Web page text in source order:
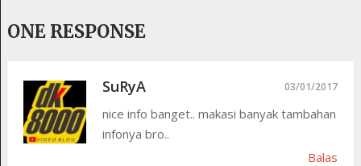
ONE RESPONSE
SuRyA 03/01/2017
nice info banget.. makasi banyak tambahan
infonya bro..
Balas